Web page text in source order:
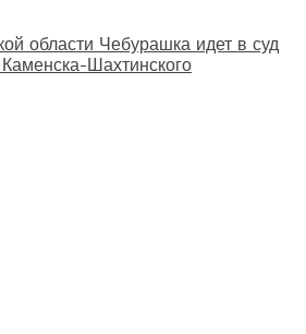
области Чебурашка идет в суд
Шахтинского